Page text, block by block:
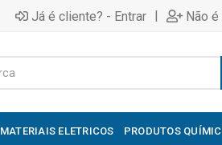
Já é cliente? - Entrar | Não
MATERIAIS ELETRICOS PRODUTOS